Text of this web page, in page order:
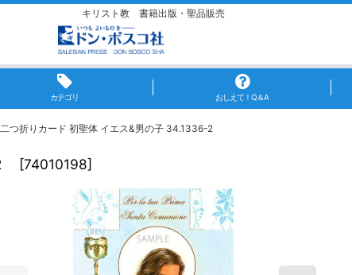
キリスト教 書籍出版・聖品販売
カテゴリ おしえて！Q＆A
つ折りカード 初聖体 イエス&男の子 34.1336-2
[74010198]